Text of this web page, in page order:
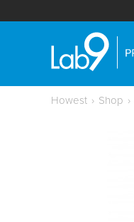
Howest › Shop ›